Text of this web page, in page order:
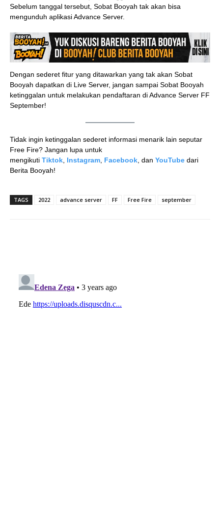
Sebelum tanggal tersebut, Sobat Booyah tak akan bisa
mengunduh aplikasi Advance Server.
Dengan sederet fitur yang ditawarkan yang tak akan Sobat
Booyah dapatkan di Live Server, jangan sampai Sobat Booyah
ketinggalan untuk melakukan pendaftaran di Advance Server FF
September!
Tidak ingin ketinggalan sederet informasi menarik lain seputar
Free Fire? Jangan lupa untuk
mengikuti Tiktok Instagram Facebook , dan YouTube dari
Berita Booyah!
TAGS 2022 advance server FF Free Fire september